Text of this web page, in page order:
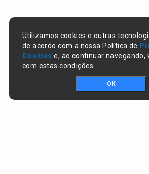
Utilizamos cookies e outras
de acordo com a nossa Política de
Cookies e, ao continuar navegando,
com estas condições.
OK